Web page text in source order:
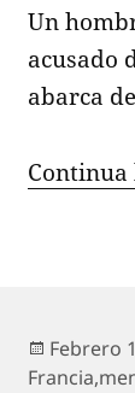
Un
acusado
abarca
Continua
el
Febrero
Francia,